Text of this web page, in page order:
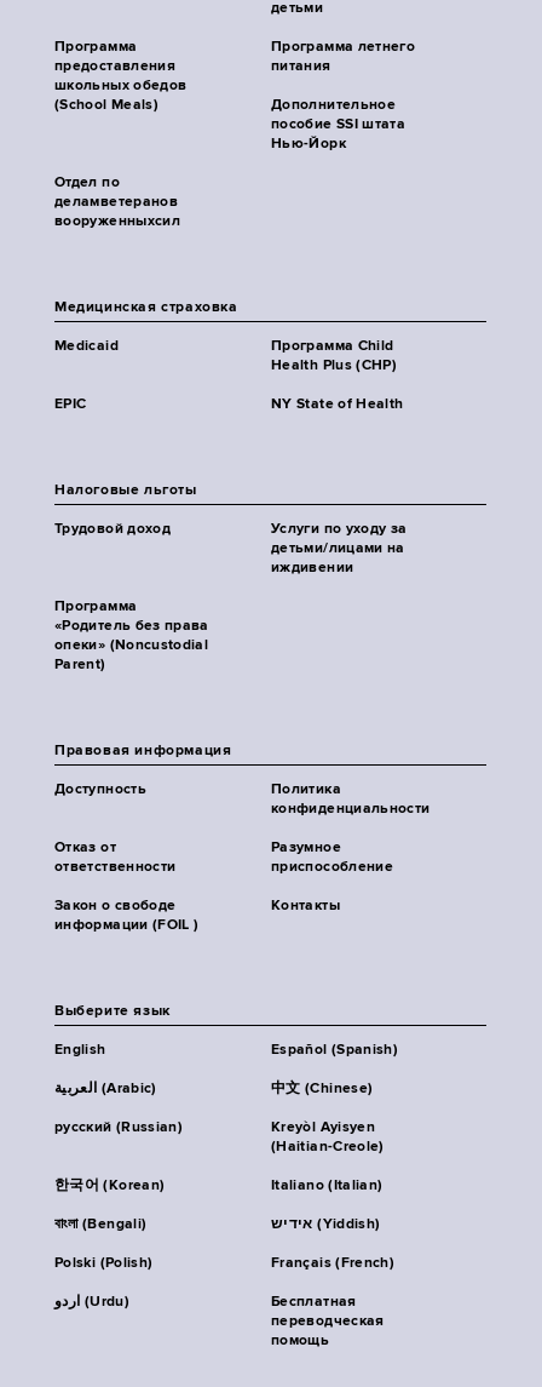
детьми
Программа
предоставления
школьных обедов
(School Meals)
Программа летнего
питания
Дополнительное
пособие SSI штата
Нью-Йорк
Отдел по
деламветеранов
вооруженныхсил
Медицинская страховка
Medicaid
Программа Child
Health Plus (CHP)
EPIC NY State of Health
Налоговые льготы
Трудовой доход
Услуги по уходу за
детьми/лицами на
иждивении
Программа
«Родитель без права
опеки» (Noncustodial
Parent)
Правовая информация
Доступность
Политика
конфиденциальности
Отказ от
ответственности
Разумное
приспособление
Закон о свободе
информации (FOIL )
Контакты
Выберите язык
English Español (Spanish)
العربية (Arabic) 中文 (Chinese)
русский (Russian)
Kreyòl Ayisyen
(Haitian-Creole)
한국어 (Korean) Italiano (Italian)
বাংলা (Bengali) אידיש (Yiddish)
Polski (Polish) Français (French)
اردو (Urdu)
Бесплатная
переводческая
помощь